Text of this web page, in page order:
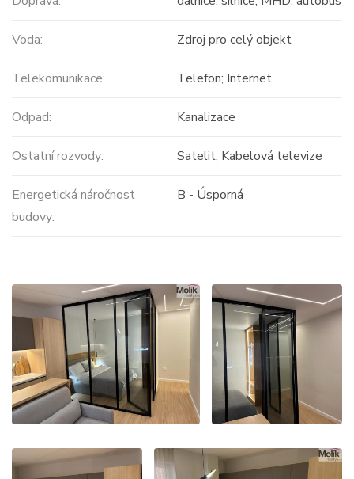
Voda: Zdroj pro celý objekt
Telekomunikace: Telefon; Internet
Odpad: Kanalizace
Ostatní rozvody: Satelit; Kabelová televize
Energetická náročnost
budovy:
B - Úsporná